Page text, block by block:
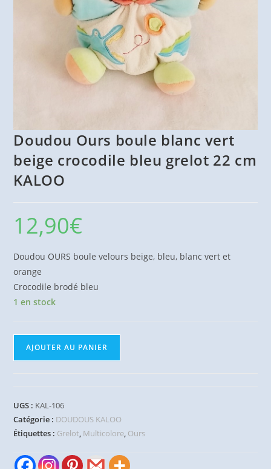
Doudou Ours boule blanc vert
beige crocodile bleu grelot 22 cm
KALOO
12,90€
Doudou OURS boule velours beige, bleu, blanc vert et
orange
Crocodile brodé bleu
1 en stock
boule
blanc
vert
crocodile
AJOUTER AU PANIER
UGS : KAL-106
Catégorie : DOUDOUS KALOO
Étiquettes : Grelot, Multicolore, Ours